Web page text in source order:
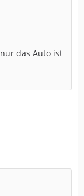
das Auto ist